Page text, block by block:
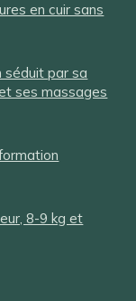
en cuir sans
séduit par sa
ses massages
8-9 kg et